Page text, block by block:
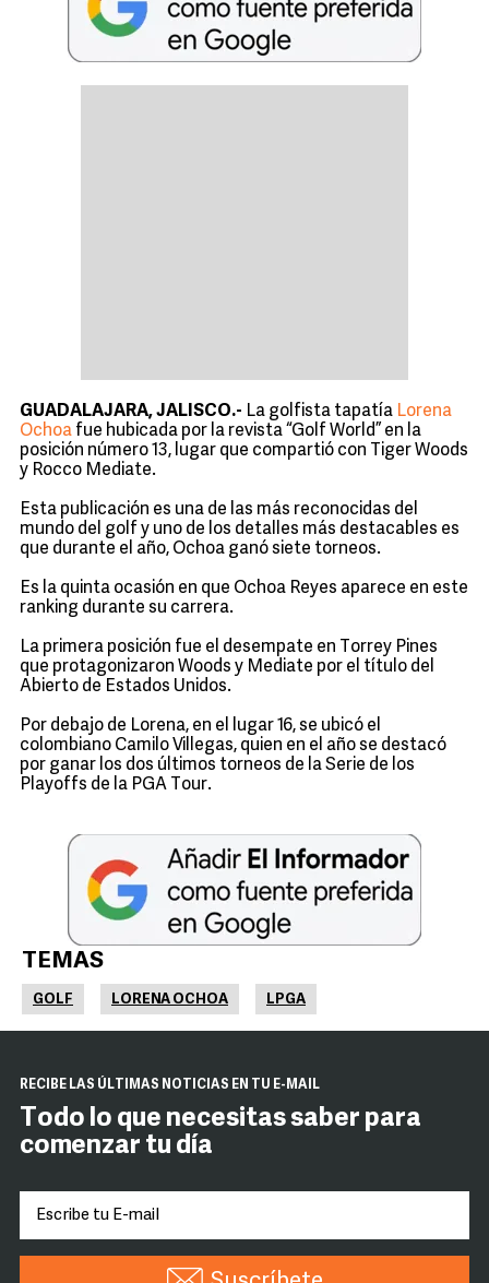
GUADALAJARA, JALISCO.- La golfista tapatía Lorena
Ochoa fue hubicada por la revista “Golf World” en la
posición número 13, lugar que compartió con Tiger Woods
y Rocco Mediate.
Esta publicación es una de las más reconocidas del
mundo del golf y uno de los detalles más destacables es
que durante el año, Ochoa ganó siete torneos.
Es la quinta ocasión en que Ochoa Reyes aparece en este
ranking durante su carrera.
La primera posición fue el desempate en Torrey Pines
que protagonizaron Woods y Mediate por el título del
Abierto de Estados Unidos.
Por debajo de Lorena, en el lugar 16, se ubicó el
colombiano Camilo Villegas, quien en el año se destacó
por ganar los dos últimos torneos de la Serie de los
Playoffs de la PGA Tour.
TEMAS
GOLF LORENA OCHOA LPGA
RECIBE LAS ÚLTIMAS NOTICIAS EN TU E-MAIL
Todo lo que necesitas saber para
comenzar tu día